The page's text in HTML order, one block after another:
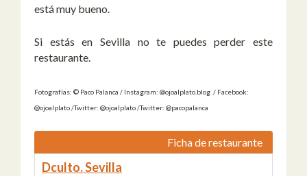
está muy bueno.
Si estás en Sevilla no te puedes perder este
restaurante.
Fotografías: © Paco Palanca / Instagram: @ojoalplato.blog / Facebook:
@ojoalplato /Twitter: @ojoalplato /Twitter: @pacopalanca
Ficha de restaurante
Dculto. Sevilla